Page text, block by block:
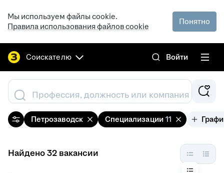
Мы используем файлы cookie.
Правила использования файлов cookie
Понятно
Соискателю Войти
Профессия, должность или компания
Петрозаводск Специализации 11
Найдено 32 вакансии